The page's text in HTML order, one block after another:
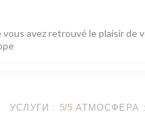
avez retrouvé le plaisir de
УСЛУГИ : 5/5 АТМОСФЕРА :